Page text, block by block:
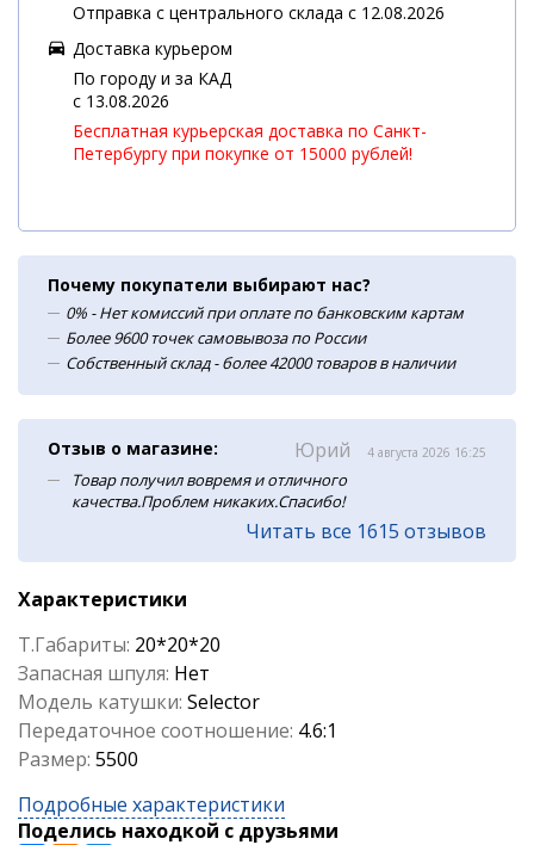
Отправка с центрального склада с 12.08.2026
Доставка курьером
По городу и за КАД
c 13.08.2026
Бесплатная курьерская доставка по Санкт-
Петербургу при покупке от 15000 рублей!
Почему покупатели выбирают нас?
0% - Нет комиссий при оплате по банковским картам
Более 9600 точек самовывоза по России
Собственный склад - более 42000 товаров в наличии
Отзыв о магазине: Юрий 4 августа 2026 16:25
Товар получил вовремя и отличного
качества.Проблем никаких.Спасибо!
Читать все 1615 отзывов
Характеристики
Т.Габариты: 20*20*20
Запасная шпуля: Нет
Модель катушки: Selector
Передаточное соотношение: 4.6:1
Размер: 5500
Подробные характеристики
Поделись находкой с друзьями